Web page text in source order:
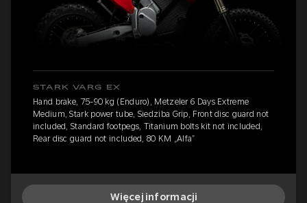
STARK VARG EX
Hand brake, 75-90 kg (Enduro), Metzeler 6 Days Extreme
Medium, Stark power tube, Siedziba Grip, Front disc guard not
included, Standard footpegs, Titanium bolts kit not included,
Rear disc guard not included, 80 KM „Alfa”
Więcej informacji